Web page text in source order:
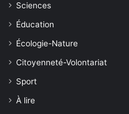
Sciences
Éducation
Écologie-Nature
Citoyenneté-Volontariat
Sport
À lire